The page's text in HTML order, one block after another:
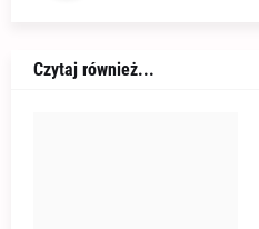
Czytaj również...